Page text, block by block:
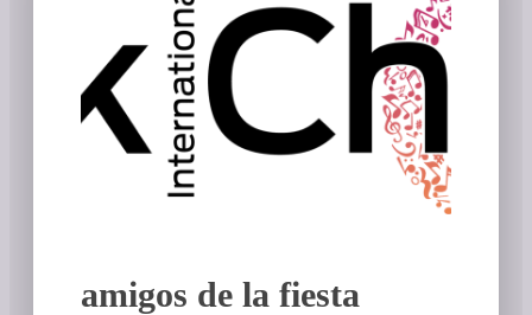
amigos de la fiesta